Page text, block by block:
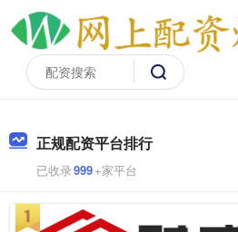
正规配资平台排行
已收录999+家平台